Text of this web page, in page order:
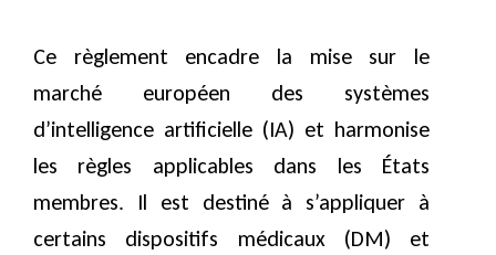
Ce règlement encadre la mise sur le
marché européen des systèmes
d’intelligence artificielle (IA) et harmonise
les règles applicables dans les États
membres. Il est destiné à s’appliquer à
certains dispositifs médicaux (DM) et